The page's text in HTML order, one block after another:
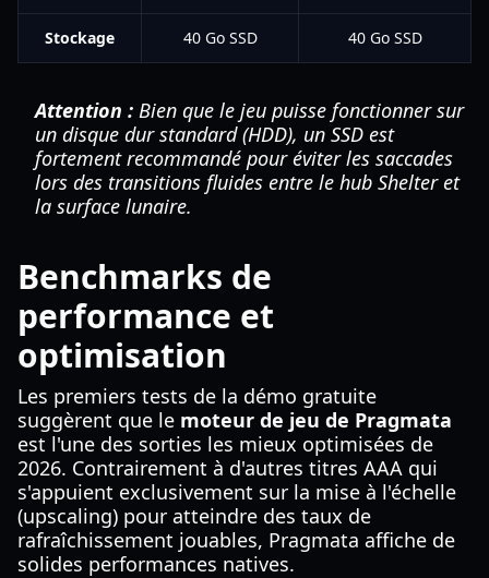
Stockage 40 Go SSD 40 Go SSD
Attention : Bien que le jeu puisse fonctionner sur
un disque dur standard (HDD), un SSD est
fortement recommandé pour éviter les saccades
lors des transitions fluides entre le hub Shelter et
la surface lunaire.
Benchmarks de
performance et
optimisation
Les premiers tests de la démo gratuite
suggèrent que le moteur de jeu de Pragmata
est l'une des sorties les mieux optimisées de
2026. Contrairement à d'autres titres AAA qui
s'appuient exclusivement sur la mise à l'échelle
(upscaling) pour atteindre des taux de
rafraîchissement jouables, Pragmata affiche de
solides performances natives.